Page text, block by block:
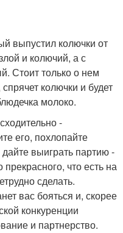
выпустил колючки от
и колючий, а с
Стоит только о нем
колючки и будет
молоко.
-
его, похлопайте
выиграть партию -
что есть на
сделать.
вас бояться и, скорее
конкуренции
и партнерство.